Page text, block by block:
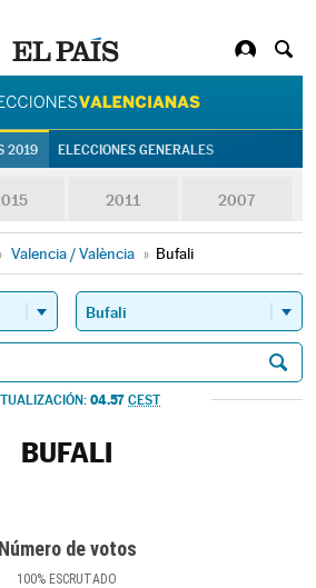
2019 ELECCIONES GENERALES
2011 2007
Valencia / València » Bufali
04.57 CEST
BUFALI
Número de votos
100% ESCRUTADO